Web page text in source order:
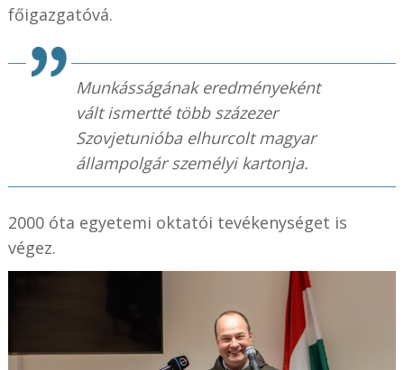
főigazgatóvá.
Munkásságának eredményeként
vált ismertté több százezer
Szovjetunióba elhurcolt magyar
állampolgár személyi kartonja.
2000 óta egyetemi oktatói tevékenységet is
végez.